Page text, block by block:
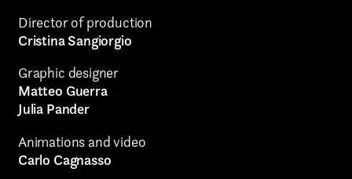
Director of production
Cristina Sangiorgio
Graphic designer
Matteo Guerra
Julia Pander
Animations and video
Carlo Cagnasso
COLLABORATION*
Intern
Internship
Project partner